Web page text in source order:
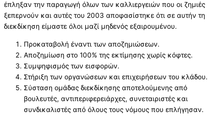
έπληξαν την παραγωγή όλων των καλλιεργειών που οι ζημιές
ξεπερνούν και αυτές του 2003 αποφασίστηκε ότι σε αυτήν τη
διεκδίκηση είμαστε όλοι μαζί μηδενός εξαιρουμένου.
Προκαταβολή έναντι των αποζημιώσεων.
Αποζημίωση στο 100% της εκτίμησης χωρίς κόφτες.
Συμψηφισμός των εισφορών.
Στήριξη των οργανώσεων και επιχειρήσεων του κλάδου.
Σύσταση ομάδας διεκδίκησης αποτελούμενης από
βουλευτές, αντιπεριφερειάρχες, συνεταιριστές και
συνδικαλιστές από όλους τους νόμους που επλήγησαν.